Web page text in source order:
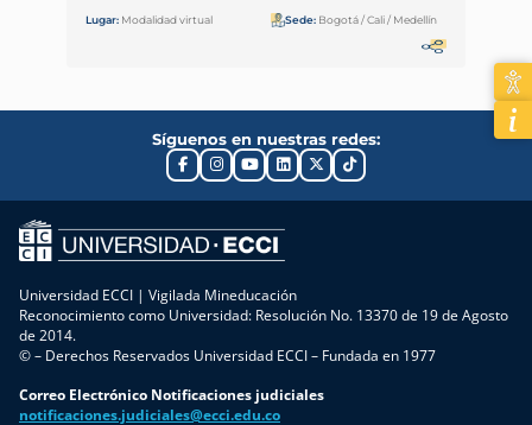
Lugar: Modalidad virtual Sede: Bogotá / Cali / Medellín
Síguenos en nuestras redes:
Universidad ECCI | Vigilada Mineducación
Reconocimiento como Universidad: Resolución No. 13370 de 19 de Agosto
de 2014.
© – Derechos Reservados Universidad ECCI – Fundada en 1977
Correo Electrónico Notificaciones judiciales
notificaciones.judiciales@ecci.edu.co